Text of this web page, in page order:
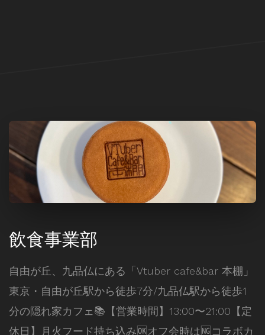
飲食事業部
自由が丘、九品仏にある「Vtuber cafe&bar 本棚」
東京・自由が丘駅から徒歩7分/九品仏駅から徒歩1
分の隠れ家カフェ📚【営業時間】13:00〜21:00【定
休日】月火フード持ち込み🆗オフ会時は🆖コラボカ